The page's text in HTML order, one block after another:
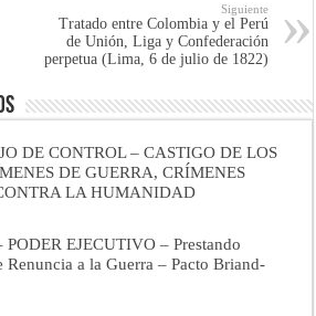
Siguiente
Tratado entre Colombia y el Perú
de Unión, Liga y Confederación
perpetua (Lima, 6 de julio de 1822)
DE CONTROL – CASTIGO DE LOS
DE GUERRA, CRÍMENES
LA HUMANIDAD
EJECUTIVO – Prestando
Renuncia a la Guerra – Pacto Briand-